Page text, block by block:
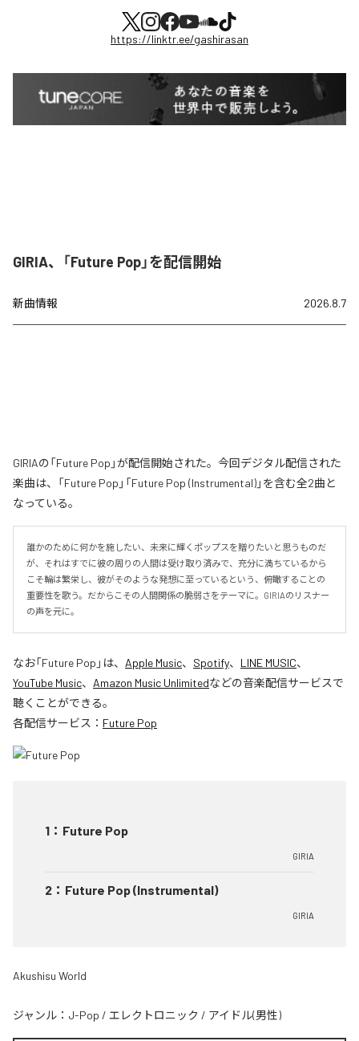
https://linktr.ee/gashirasan
GIRIA、「Future Pop」を配信開始
新曲情報 2026.8.7
GIRIAの「Future Pop」が配信開始された。今回デジタル配信された
楽曲は、「Future Pop」「Future Pop (Instrumental)」を含む全2曲と
なっている。
誰かのために何かを施したい、未来に輝くポップスを贈りたいと思うものだ
が、それはすでに彼の周りの人間は受け取り済みで、充分に満ちているから
こそ輪は繁栄し、彼がそのような発想に至っているという、俯瞰することの
重要性を歌う。だからこその人間関係の脆弱さをテーマに。GIRIAのリスナー
の声を元に。
なお「Future Pop 」は、 Apple Music、 Spotify、 LINE MUSIC、
YouTube Music、 Amazon Music Unlimitedなどの音楽配信サービスで
聴くことができる。
各配信サービス： Future Pop
1 ： Future Pop
GIRIA
2 ： Future Pop (Instrumental)
GIRIA
Akushisu World
ジャンル： J-Pop / エレクトロニック / アイドル(男性)